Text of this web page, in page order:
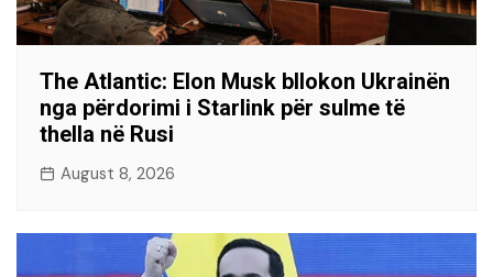
The Atlantic: Elon Musk bllokon Ukrainën
nga përdorimi i Starlink për sulme të
thella në Rusi
August 8, 2026